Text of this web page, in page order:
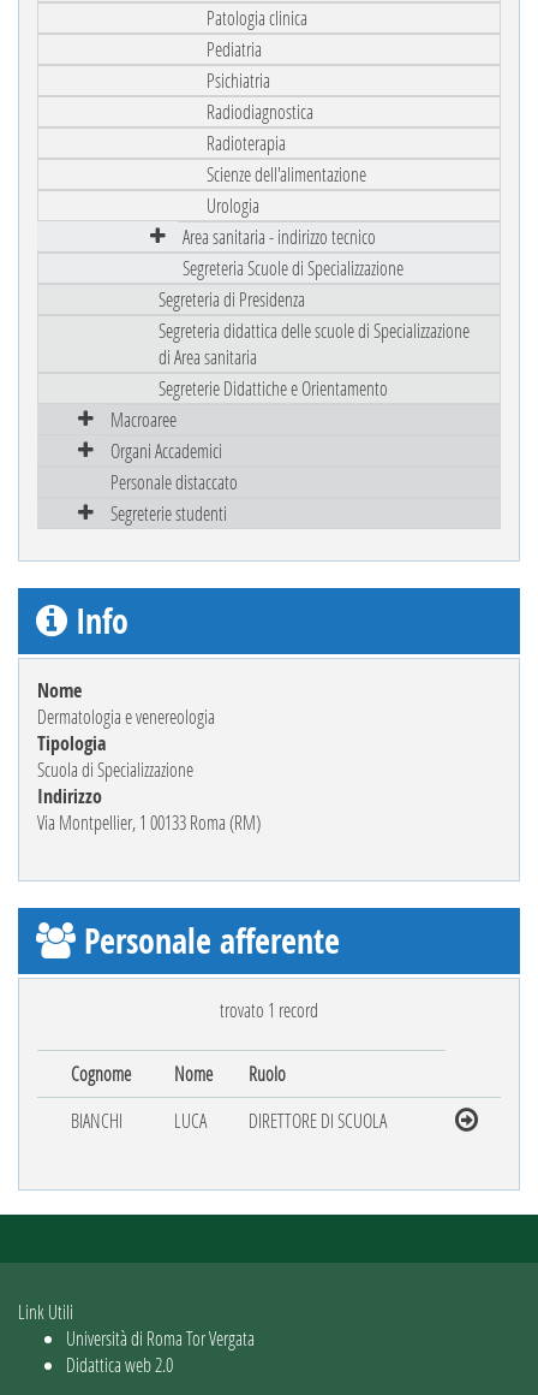
Patologia clinica
Pediatria
Psichiatria
Radiodiagnostica
Radioterapia
Scienze dell'alimentazione
Urologia
Area sanitaria - indirizzo tecnico
Segreteria Scuole di Specializzazione
Segreteria di Presidenza
Segreteria didattica delle scuole di Specializzazione
di Area sanitaria
Segreterie Didattiche e Orientamento
Macroaree
Organi Accademici
Personale distaccato
Segreterie studenti
Info
Nome
Dermatologia e venereologia
Tipologia
Scuola di Specializzazione
Indirizzo
Via Montpellier, 1 00133 Roma (RM)
Personale afferente
trovato 1 record
Cognome Nome
Ruolo
BIANCHI
LUCA DIRETTORE DI SCUOLA
Link Utili
Università di Roma Tor Vergata
Didattica web 2.0